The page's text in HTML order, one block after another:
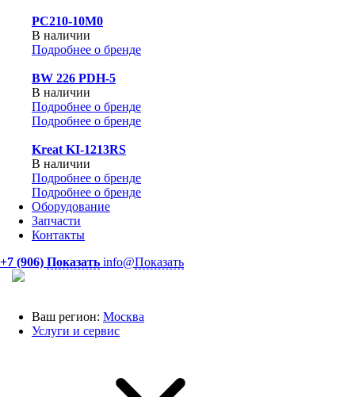
PC210-10M0
В наличии
Подробнее о бренде
BW 226 PDH-5
В наличии
Подробнее о бренде
Подробнее о бренде
Kreat KI-1213RS
В наличии
Подробнее о бренде
Подробнее о бренде
Оборудование
Запчасти
Контакты
+7 (906) Показать info@Показать
Ваш регион: Москва
Услуги и сервис